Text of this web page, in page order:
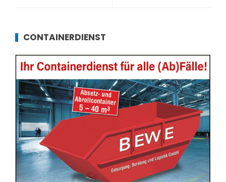
CONTAINERDIENST